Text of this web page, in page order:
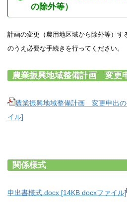
の除外等）
計画の変更（農用地区域から除外等）す
のうえ必要な手続きを行ってください。
農業振興地域整備計画 変更
農業振興地域整備計画 変更申出
イル]
関係様式
申出書様式.docx [14KB docxファイル]